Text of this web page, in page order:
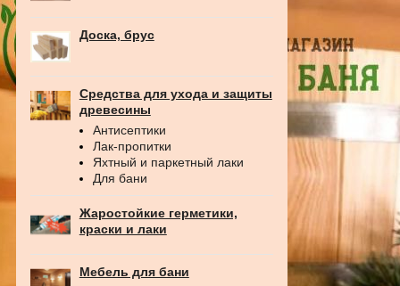
Доска, брус
Средства для ухода и защиты
древесины
Антисептики
Лак-пропитки
Яхтный и паркетный лаки
Для бани
Жаростойкие герметики,
краски и лаки
Мебель для бани